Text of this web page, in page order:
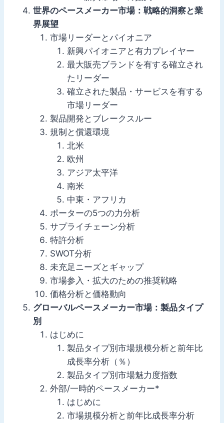
世界のペースメーカー市場：戦略的洞察と業
界展望
市場リーダーとパイオニア
新興パイオニアと有力プレイヤー
最大販売ブランドを有する確立され
たリーダー
確立された製品・サービスを有する
市場リーダー
製品開発とブレークスルー
規制と償還環境
北米
欧州
アジア太平洋
南米
中東・アフリカ
ポーターの5つの力分析
サプライチェーン分析
特許分析
SWOT分析
未充足ニーズとギャップ
市場参入・拡大のための推奨戦略
価格分析と価格動向
グローバルペースメーカー市場：製品タイプ
別
はじめに
製品タイプ別市場規模分析と前年比
成長率分析（％）
製品タイプ別市場魅力度指数
外部/一時的ペースメーカー*
はじめに
市場規模分析と前年比成長率分析